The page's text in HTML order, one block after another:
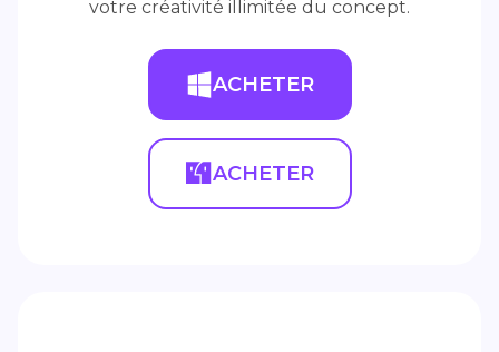
votre créativité illimitée du concept.
ACHETER
ACHETER